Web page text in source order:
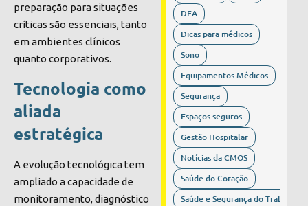
preparação para situações
críticas são essenciais, tanto
em ambientes clínicos
quanto corporativos.
Tecnologia como
aliada
estratégica
A evolução tecnológica tem
ampliado a capacidade de
monitoramento, diagnóstico
DEA
Dicas para médicos
Sono
Equipamentos Médicos
Segurança
Espaços seguros
Gestão Hospitalar
Notícias da CMOS
Saúde do Coração
Saúde e Segurança do Trabalho